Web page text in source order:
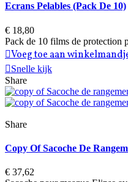
Ecrans Pelables (pack De 10)
€ 18,80
Pack de 10 films de protection
Voeg toe aan
Snelle kijk
Share
Share
Copy Of Sacoche De
€ 37,62